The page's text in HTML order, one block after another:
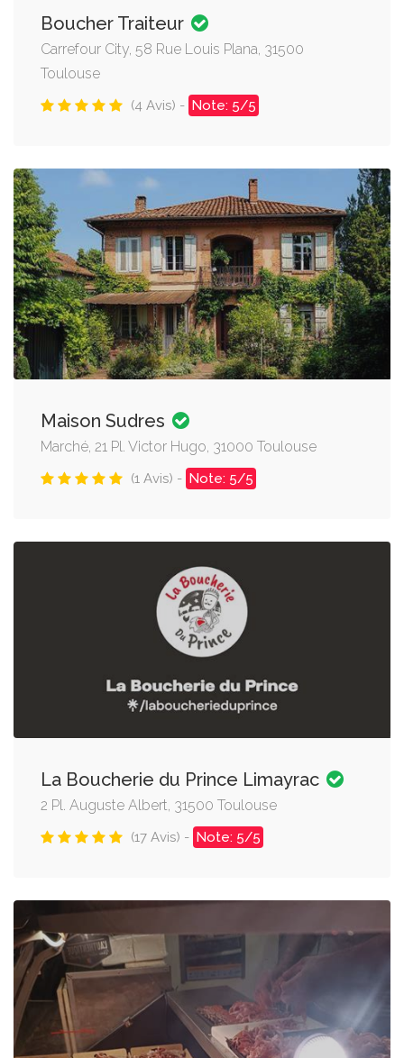
Boucher Traiteur
Carrefour City, 58 Rue Louis Plana, 31500
Toulouse
(4 Avis) - Note: 5/5
Maison Sudres
Marché, 21 Pl. Victor Hugo, 31000 Toulouse
(1 Avis) - Note: 5/5
La Boucherie du Prince Limayrac
2 Pl. Auguste Albert, 31500 Toulouse
(17 Avis) - Note: 5/5